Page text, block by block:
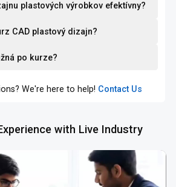
plastových výrobkov efektívny?
CAD plastový dizajn?
po kurze?
We're here to help! Contact Us
with Live Industry